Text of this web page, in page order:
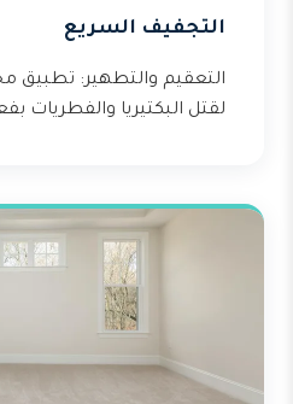
التجفيف السريع
التعقيم والتطهير: تطبيق
لقتل البكتيريا والفطريات